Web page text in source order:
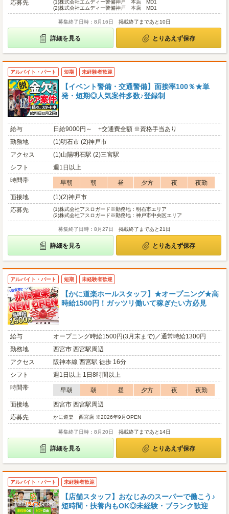
応募先 (1)株式会社エムディー警備神戸 本店 MD1
(2)株式会社エムディー警備神戸 本店 MD1
募集終了日時：8月16日 掲載終了まであと10日
詳細を見る とりあえず保存
アルバイト・パート 短期 未経験者歓迎
【イベント警備・交通警備】面接率100％★単
発・短期◎人気案件多数♪登録制
給与
日給9000円～ +交通費全額 ※資格手当あり
勤務地
(1)明石市 (2)神戸市
アクセス
(1)山陽明石駅 (2)三宮駅
シフト
週1日以上
時間帯
早朝 朝 昼 夕方 夜
夜勤
面接地
(1)(2)神戸市
応募先
(1)株式会社アスロガード※勤務地：明石市エリア
(2)株式会社アスロガード※勤務地：神戸市中央区エリア
募集終了日時：8月27日 掲載終了まであと21日
詳細を見る とりあえず保存
アルバイト・パート 短期 未経験者歓迎
【かに道楽ホールスタッフ】★オープニング★高
時給1500円！ガッツリ働いて稼ぎたい方必見
給与
オープニング時給1500円(3月末まで)／通常時給1300円
勤務地
西宮市 西宮駅周辺
アクセス
阪神本線 西宮駅 徒歩 16分
シフト
週1日以上 1日8時間以上
時間帯
早朝 朝 昼 夕方 夜
夜勤
面接地
西宮市 西宮駅周辺
応募先
かに道楽 西宮店 ※2026年9月OPEN
募集終了日時：8月20日 掲載終了まであと14日
詳細を見る とりあえず保存
アルバイト・パート 未経験者歓迎
【店舗スタッフ】おなじみのスーパーで働こう♪
短時間・扶養内もOK◎未経験・ブランク歓迎